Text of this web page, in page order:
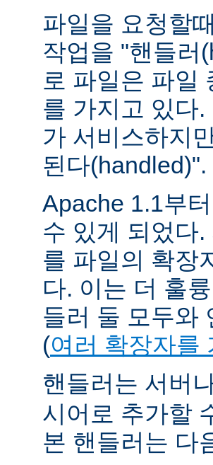
파일을 요청할
작업을 "핸들러
로 파일은 파일
를 가지고 있다
가 서비스하지
된다(handled)".
Apache 1.1부
수 있게 되었다
를 파일의 확장
다. 이는 더 훌
들러 둘 모두와
(여러 확장자를
핸들러는 서버
시어로 추가할
본 핸들러는 다